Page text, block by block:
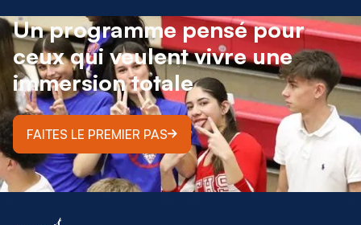
Un programme pensé pour
ceux qui veulent vivre une
immersion totale
FAITES LE PREMIER PAS